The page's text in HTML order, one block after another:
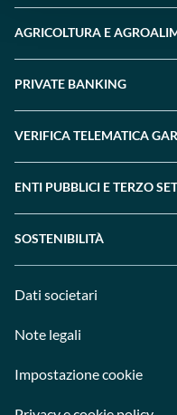
AGRICOLTURA E
PRIVATE BANKING
VERIFICA TELEMATICA
ENTI PUBBLICI E TERZO
SOSTENIBILITÀ
Dati societari
Note legali
Impostazione cookie